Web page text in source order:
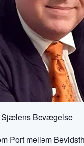
Port mellem